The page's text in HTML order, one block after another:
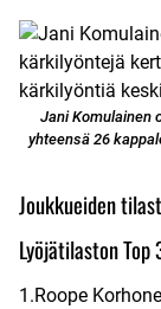
Jani Komulainen
yhteensä 26
Joukkueiden
Lyöjätilaston Top
1.Roope